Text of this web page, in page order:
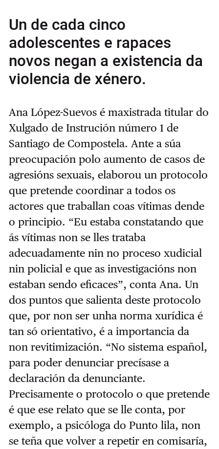
Un de cada cinco
adolescentes e rapaces
novos negan a existencia da
violencia de xénero.
Ana López-Suevos é maxistrada titular do
Xulgado de Instrución número 1 de
Santiago de Compostela. Ante a súa
preocupación polo aumento de casos de
agresións sexuais, elaborou un protocolo
que pretende coordinar a todos os
actores que traballan coas vítimas dende
o principio. “Eu estaba constatando que
ás vítimas non se lles trataba
adecuadamente nin no proceso xudicial
nin policial e que as investigacións non
estaban sendo eficaces”, conta Ana. Un
dos puntos que salienta deste protocolo
que, por non ser unha norma xurídica é
tan só orientativo, é a importancia da
non revitimización. “No sistema español,
para poder denunciar precísase a
declaración da denunciante.
Precisamente o protocolo o que pretende
é que ese relato que se lle conta, por
exemplo, a psicóloga do Punto lila, non
se teña que volver a repetir en comisaría,